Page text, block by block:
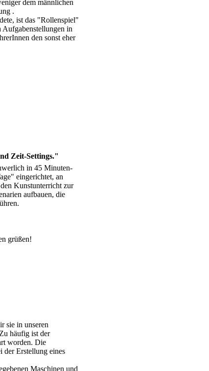
dem männlichen
.
ist das "Rollenspiel"
Aufgabenstellungen in
den sonst eher
Zeit-Settings."
in 45 Minuten-
eingerichtet, an
Kunstunterricht zur
aufbauen, die
grüßen!
sie in unseren
häufig ist der
worden. Die
der Erstellung eines
Maschinen und